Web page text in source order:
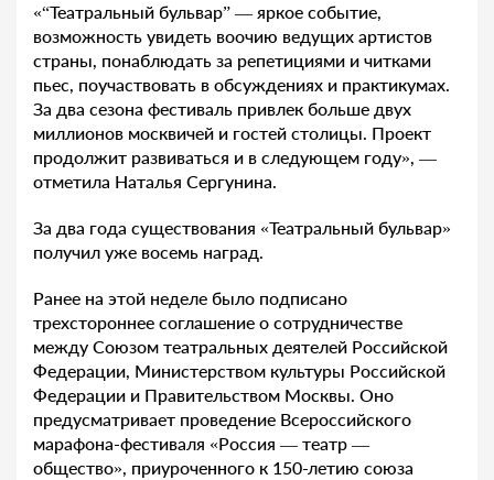
«“Театральный бульвар” — яркое событие,
возможность увидеть воочию ведущих артистов
страны, понаблюдать за репетициями и читками
пьес, поучаствовать в обсуждениях и практикумах.
За два сезона фестиваль привлек больше двух
миллионов москвичей и гостей столицы. Проект
продолжит развиваться и в следующем году», —
отметила Наталья Сергунина.
За два года существования «Театральный бульвар»
получил уже восемь наград.
Ранее на этой неделе было подписано
трехстороннее соглашение о сотрудничестве
между Союзом театральных деятелей Российской
Федерации, Министерством культуры Российской
Федерации и Правительством Москвы. Оно
предусматривает проведение Всероссийского
марафона-фестиваля «Россия — театр —
общество», приуроченного к 150-летию союза